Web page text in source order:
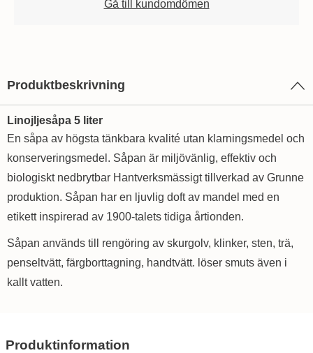
Gå till kundomdömen
Produktbeskrivning
Linojljesåpa 5 liter
En såpa av högsta tänkbara kvalité utan klarningsmedel och
konserveringsmedel. Såpan är miljövänlig, effektiv och
biologiskt nedbrytbar Hantverksmässigt tillverkad av Grunne
produktion. Såpan har en ljuvlig doft av mandel med en
etikett inspirerad av 1900-talets tidiga årtionden.
Såpan används till rengöring av skurgolv, klinker, sten, trä,
penseltvätt, färgborttagning, handtvätt. löser smuts även i
kallt vatten.
Produktinformation